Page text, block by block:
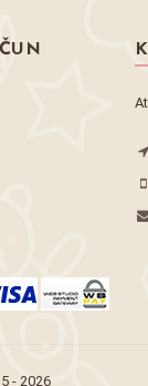
- 2026